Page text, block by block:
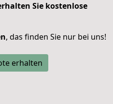
Sie kostenlose
, das finden Sie nur bei uns!
erhalten